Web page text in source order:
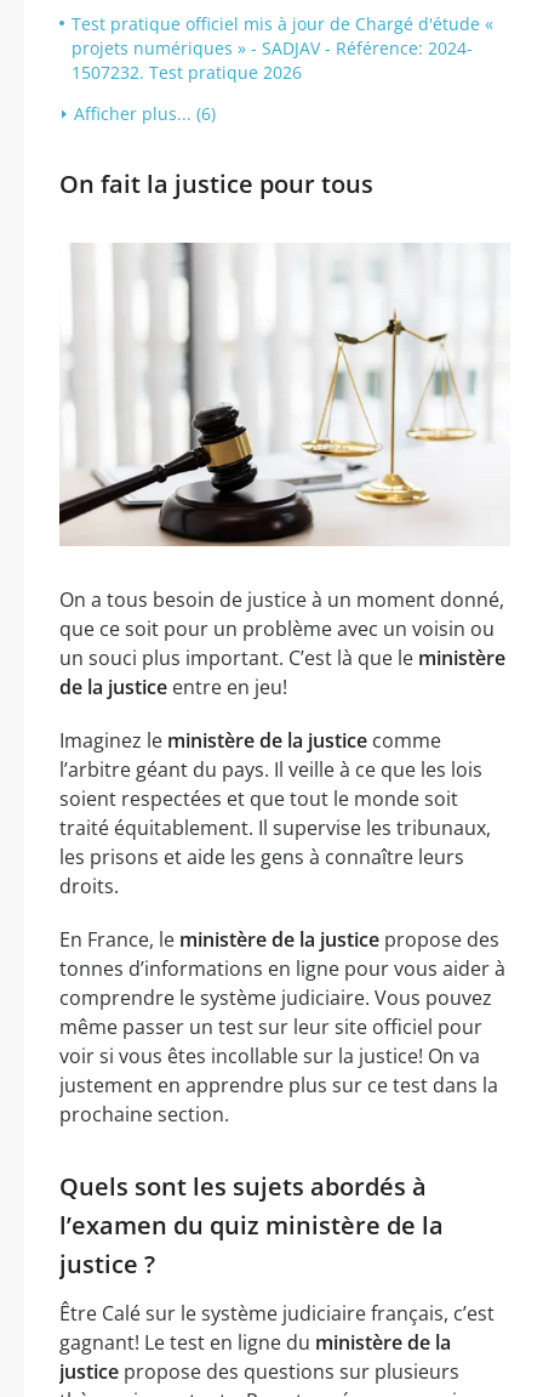
Test pratique officiel mis à jour de Chargé d'étude «
projets numériques » - SADJAV - Référence: 2024-
1507232. Test pratique 2026
Afficher plus... (6)
On fait la justice pour tous
On a tous besoin de justice à un moment donné,
que ce soit pour un problème avec un voisin ou
un souci plus important. C’est là que le ministère
de la justice entre en jeu!
Imaginez le ministère de la justice comme
l’arbitre géant du pays. Il veille à ce que les lois
soient respectées et que tout le monde soit
traité équitablement. Il supervise les tribunaux,
les prisons et aide les gens à connaître leurs
droits.
En France, le ministère de la justice propose des
tonnes d’informations en ligne pour vous aider à
comprendre le système judiciaire. Vous pouvez
même passer un test sur leur site officiel pour
voir si vous êtes incollable sur la justice! On va
justement en apprendre plus sur ce test dans la
prochaine section.
Quels sont les sujets abordés à
l’examen du quiz ministère de la
justice ?
Être Calé sur le système judiciaire français, c’est
gagnant! Le test en ligne du ministère de la
justice propose des questions sur plusieurs